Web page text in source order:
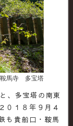
鞍馬寺 多宝塔
、多宝塔の南東
０１８年９月４
も貴船口・鞍馬